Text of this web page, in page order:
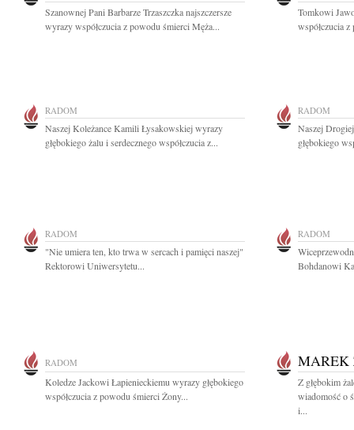
Szanownej Pani Barbarze Trzaszczka najszczersze
wyrazy współczucia z powodu śmierci Męża...
Tomkowi
współczucia
RADOM
Naszej Koleżance Kamili Łysakowskiej wyrazy
głębokiego żalu i serdecznego współczucia z...
RADOM
Naszej
głębokiego
RADOM
"Nie umiera ten, kto trwa w sercach i pamięci naszej"
Rektorowi Uniwersytetu...
RADOM
Bohdanowi
RADOM
Koledze Jackowi Łapienieckiemu wyrazy głębokiego
współczucia z powodu śmierci Żony...
MAREK
Z głębokim
wiadomość o
i...